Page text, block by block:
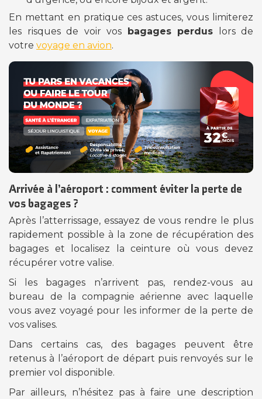
En mettant en pratique ces astuces, vous limiterez
les risques de voir vos bagages perdus lors de
votre voyage en avion.
Arrivée à l’aéroport : comment éviter la perte de
vos bagages ?
Après l’atterrissage, essayez de vous rendre le plus
rapidement possible à la zone de récupération des
bagages et localisez la ceinture où vous devez
récupérer votre valise.
Si les bagages n’arrivent pas, rendez-vous au
bureau de la compagnie aérienne avec laquelle
vous avez voyagé pour les informer de la perte de
vos valises.
Dans certains cas, des bagages peuvent être
retenus à l’aéroport de départ puis renvoyés sur le
premier vol disponible.
Par ailleurs, n’hésitez pas à faire une description